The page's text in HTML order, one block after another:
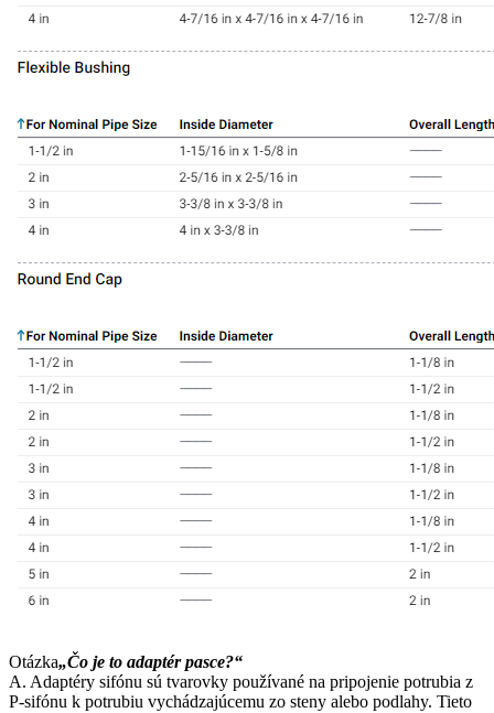
Otázka„Čo je to adaptér pasce?“
A. Adaptéry sifónu sú tvarovky používané na pripojenie potrubia z
P-sifónu k potrubiu vychádzajúcemu zo steny alebo podlahy. Tieto